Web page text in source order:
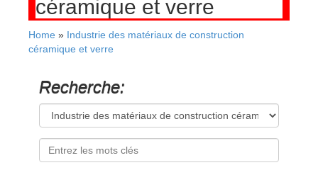
céramique et verre
Home » Industrie des matériaux de construction
céramique et verre
Recherche: